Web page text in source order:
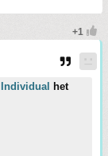
Individual het